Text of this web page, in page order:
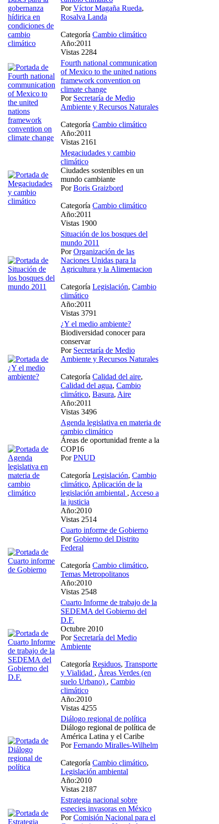
PorVíctor Magaña Rueda,
Rosalva Landa
Categoría Cambio climático
Año:2011
Vistas 2284
Fourth national communication
of Mexico to the united nations
framework convention on
climate change
Por Secretaría de Medio
Ambiente y Recursos Naturales
Categoría Cambio climático
Año:2011
Vistas 2161
Megaciudades y cambio
climático
Ciudades sostenibles en un
mundo cambiante
PorBoris Graizbord
Categoría Cambio climático
Año:2011
Vistas 1900
Situación de los bosques del
mundo 2011
PorOrganización de las
Naciones Unidas para la
Agricultura y la Alimentacion
Categoría Legislación, Cambio
climático
Año:2011
Vistas 3791
¿Y el medio ambiente?
Biodiversidad conocer para
conservar
Por Secretaría de Medio
Ambiente y Recursos Naturales
Categoría Calidad del aire,
Calidad del agua, Cambio
climático, Basura, Aire
Año:2011
Vistas 3496
Agenda legislativa en materia de
cambio climático
Áreas de oportunidad frente a la
COP16
PorPNUD
Categoría Legislación, Cambio
climático, Aplicación de la
legislación ambiental , Acceso a
la justicia
Año:2010
Vistas 2514
Cuarto informe de Gobierno
PorGobierno del Distrito
Federal
Categoría Cambio climático,
Temas Metropolitanos
Año:2010
Vistas 2548
Cuarto Informe de trabajo de la
SEDEMA del Gobierno del
D.F.
Octubre 2010
Por Secretaría del Medio
Ambiente
Categoría Residuos, Transporte
y Vialidad , Áreas Verdes (en
suelo Urbano) , Cambio
climático
Año:2010
Vistas 4255
Diálogo regional de política
Diálogo regional de política de
América Latina y el Caribe
PorFernando Miralles-Wilhelm
Categoría Cambio climático,
Legislación ambiental
Año:2010
Vistas 2187
Estrategia nacional sobre
especies invasoras en México
PorComisión Nacional para el